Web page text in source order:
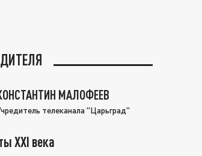
МАЛОФЕЕВ
телеканала "Царьград"
XXI века